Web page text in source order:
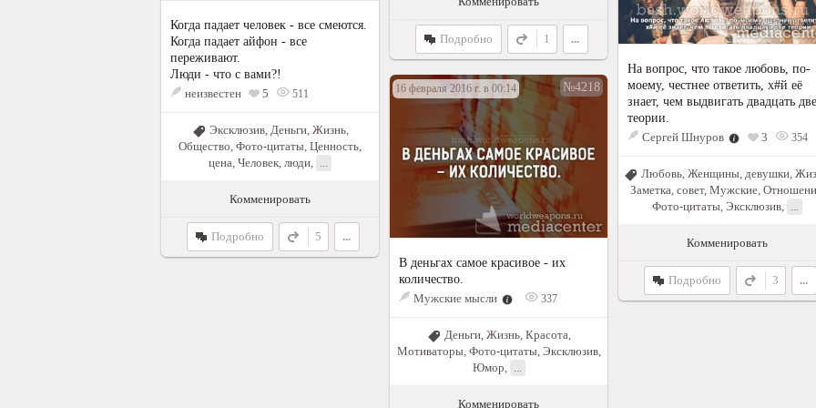
Подробно 1 ...
Когда падает человек - все смеются.
Когда падает айфон - все
переживают.
Люди - что с вами?!
неизвестен
5 511
Эксклюзив, Деньги, Жизнь,
Общество Фото-цитаты Ценность,
цена Человек, люди
Комменировать
Подробно 5 ...
На вопрос, что такое любовь, по-
моему, честнее ответить, х#й её
знает, чем выдвигать двадцать две
теории.
Сергей Шнуров
3 354
Любовь, Женщины, девушки,
Заметка, совет, Мужские,
Фото-цитаты, Эксклюзив, ...
Комменировать
Подробно 3 ...
16 февраля 2016 г. в 00:14 №4218
В деньгах самое красивое - их
количество.
Мужские мысли
337
Деньги, Жизнь, Красота,
Мотиваторы, Фото-цитаты, Эксклюзив,
Юмор, ...
Комменировать